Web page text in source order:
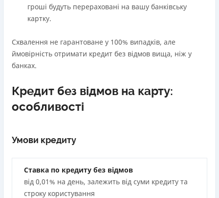
гроші будуть перераховані на вашу банківську
картку.
Схвалення не гарантоване у 100% випадків, але
ймовірність отримати кредит без відмов вища, ніж у
банках.
Кредит без відмов на карту:
особливості
Умови кредиту
Ставка по кредиту без відмов
від 0,01% на день, залежить від суми кредиту та
строку користування